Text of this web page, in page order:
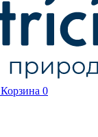
Корзина 0